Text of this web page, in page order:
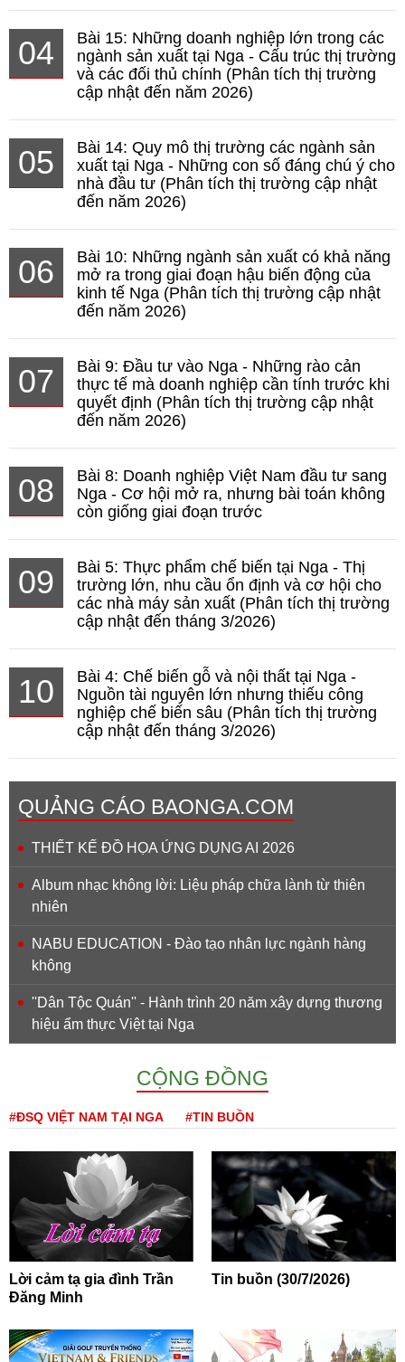
04
Bài 15: Những doanh nghiệp lớn trong các
ngành sản xuất tại Nga - Cấu trúc thị trường
và các đối thủ chính (Phân tích thị trường
cập nhật đến năm 2026)
05
Bài 14: Quy mô thị trường các ngành sản
xuất tại Nga - Những con số đáng chú ý cho
nhà đầu tư (Phân tích thị trường cập nhật
đến năm 2026)
06
Bài 10: Những ngành sản xuất có khả năng
mở ra trong giai đoạn hậu biến động của
kinh tế Nga (Phân tích thị trường cập nhật
đến năm 2026)
07
Bài 9: Đầu tư vào Nga - Những rào cản
thực tế mà doanh nghiệp cần tính trước khi
quyết định (Phân tích thị trường cập nhật
đến năm 2026)
08
Bài 8: Doanh nghiệp Việt Nam đầu tư sang
Nga - Cơ hội mở ra, nhưng bài toán không
còn giống giai đoạn trước
09
Bài 5: Thực phẩm chế biến tại Nga - Thị
trường lớn, nhu cầu ổn định và cơ hội cho
các nhà máy sản xuất (Phân tích thị trường
cập nhật đến tháng 3/2026)
10
Bài 4: Chế biến gỗ và nội thất tại Nga -
Nguồn tài nguyên lớn nhưng thiếu công
nghiệp chế biến sâu (Phân tích thị trường
cập nhật đến tháng 3/2026)
QUẢNG CÁO BAONGA.COM
THIẾT KẾ ĐỒ HỌA ỨNG DỤNG AI 2026
Album nhạc không lời: Liệu pháp chữa lành từ thiên
nhiên
NABU EDUCATION - Đào tạo nhân lực ngành hàng
không
''Dân Tộc Quán'' - Hành trình 20 năm xây dựng thương
hiệu ẩm thực Việt tại Nga
CỘNG ĐỒNG
#ĐSQ VIỆT NAM TẠI NGA #TIN BUỒN
Lời cảm tạ gia đình Trần
Đăng Minh
Tin buồn (30/7/2026)